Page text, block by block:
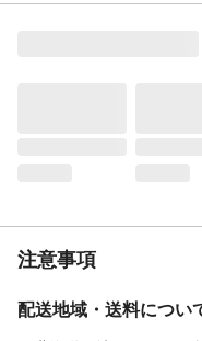
有効成分
注意事項
配送地域・送料につい